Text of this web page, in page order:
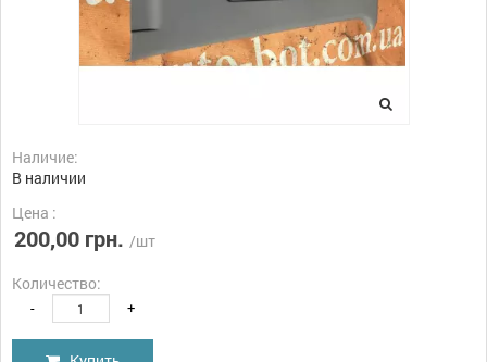
Наличие:
В наличии
Цена :
200,00 грн. /шт
Количество:
- +